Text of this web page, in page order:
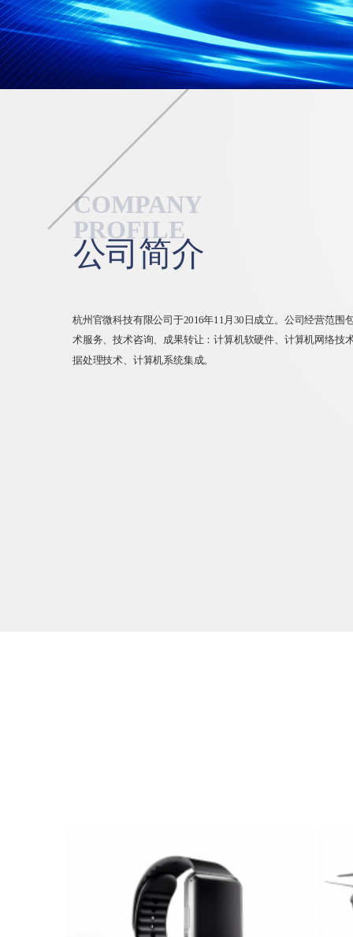
公司简介
杭州官微科技有限公司于2016年11月30日成立。公司经营范围
术服务、技术咨询、成果转让：计算机软硬件、计算机网络技
据处理技术、计算机系统集成。
COMPANY
PROFILE